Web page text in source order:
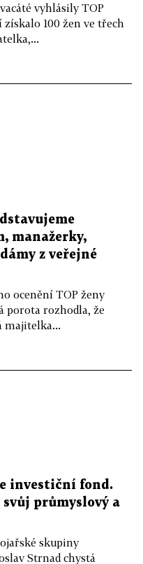
vyhlásily TOP
získalo 100 žen ve třech
manažerky,
z veřejné
ocenění TOP ženy
porota rozhodla, že
majitelka...
investiční fond.
průmyslový a
skupiny
Strnad chystá